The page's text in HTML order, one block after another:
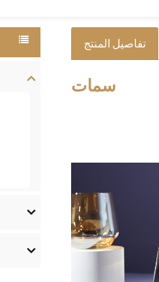
تفاصيل المنتج
سمات